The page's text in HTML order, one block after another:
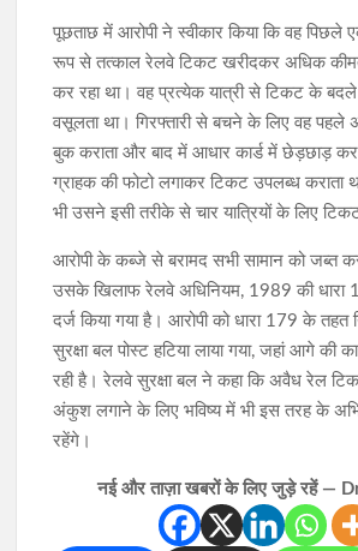
पूछताछ में आरोपी ने स्वीकार किया कि वह पिछले
रूप से तत्काल रेलवे टिकट खरीदकर अधिक
कर रहा था। वह प्रत्येक यात्री से टिकट के
वसूलता था। गिरफ्तारी से बचने के लिए वह
बुक कराता और बाद में आधार कार्ड में छेड़छाड़
ग्राहक की फोटो लगाकर टिकट उपलब्ध कराता
भी उसने इसी तरीके से चार यात्रियों के लिए
आरोपी के कब्जे से बरामद सभी सामान को जब्त
उसके खिलाफ रेलवे अधिनियम, 1989 की धारा
दर्ज किया गया है। आरोपी को धारा 179 के तहत
सुरक्षा बल पोस्ट हटिया लाया गया, जहां आगे की
रही है। रेलवे सुरक्षा बल ने कहा कि अवैध रेल
अंकुश लगाने के लिए भविष्य में भी इस तरह के
रहेंगे।
नई और ताज़ा खबरों के लिए जुड़े रहें —